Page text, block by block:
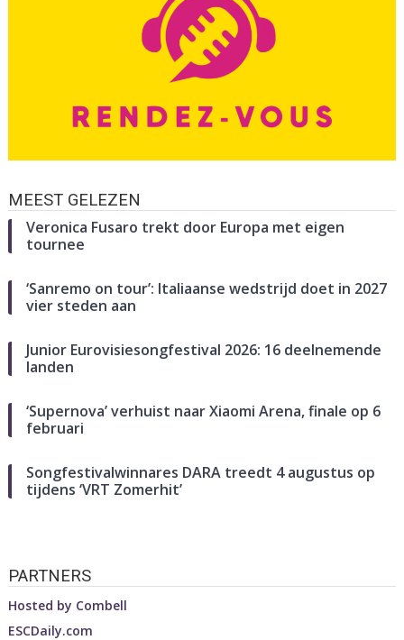
MEEST GELEZEN
Veronica Fusaro trekt door Europa met eigen
tournee
‘Sanremo on tour’: Italiaanse wedstrijd doet in 2027
vier steden aan
Junior Eurovisiesongfestival 2026: 16 deelnemende
landen
‘Supernova’ verhuist naar Xiaomi Arena, finale op 6
februari
Songfestivalwinnares DARA treedt 4 augustus op
tijdens ‘VRT Zomerhit’
PARTNERS
Hosted by Combell
ESCDaily.com